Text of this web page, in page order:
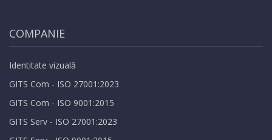
COMPANIE
Identitate vizuală
GITS Com - ISO 27001:2023
GITS Com - ISO 9001:2015
GITS Serv - ISO 27001:2023